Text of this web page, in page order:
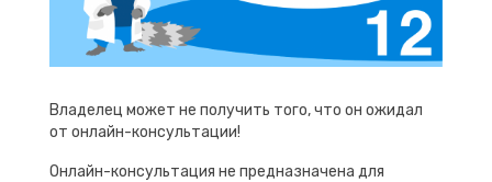
Владелец может не получить того, что он ожидал
от онлайн-консультации!
Онлайн-консультация не предназначена для